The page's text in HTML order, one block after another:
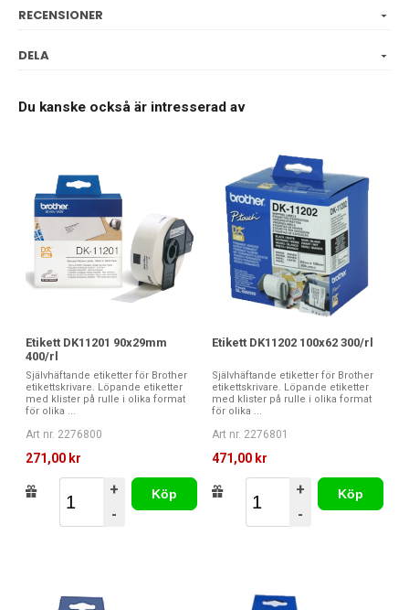
RECENSIONER
DELA
Du kanske också är intresserad av
Etikett DK11201 90x29mm
400/rl
Självhäftande etiketter för Brother
etikettskrivare. Löpande etiketter
med klister på rulle i olika format
för olika ...
Art nr. 2276800
271,00 kr
+
-
Köp
Etikett DK11202 100x62 300/rl
Självhäftande etiketter för Brother
etikettskrivare. Löpande etiketter
med klister på rulle i olika format
för olika ...
Art nr. 2276801
471,00 kr
+
-
Köp